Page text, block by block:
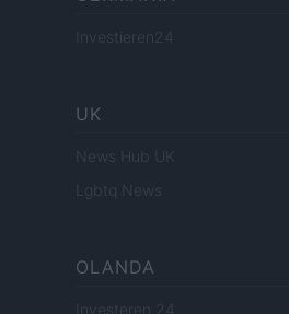
Investieren24
UK
News Hub UK
Lgbtq News
OLANDA
Investeren 24